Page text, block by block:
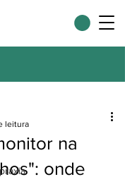
na
onde
leitura